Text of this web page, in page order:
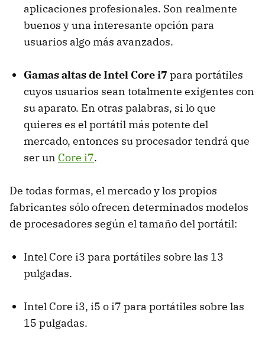
aplicaciones profesionales. Son realmente
buenos y una interesante opción para
usuarios algo más avanzados.
Gamas altas de Intel Core i7 para portátiles
cuyos usuarios sean totalmente exigentes con
su aparato. En otras palabras, si lo que
quieres es el portátil más potente del
mercado, entonces su procesador tendrá que
ser un Core i7.
De todas formas, el mercado y los propios
fabricantes sólo ofrecen determinados modelos
de procesadores según el tamaño del portátil:
Intel Core i3 para portátiles sobre las 13
pulgadas.
Intel Core i3, i5 o i7 para portátiles sobre las
15 pulgadas.